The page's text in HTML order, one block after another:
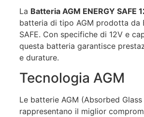
La Batteria AGM ENERGY SAFE
batteria di tipo AGM prodotta da
SAFE. Con specifiche di 12V e
questa batteria garantisce
e durature.
Tecnologia AGM
Le batterie AGM (Absorbed Glass
rappresentano il miglior